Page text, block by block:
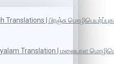
Translations | பிரஞ்சு
Translation | மலையாள